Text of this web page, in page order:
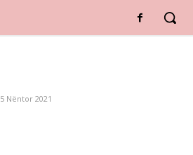
5 Nëntor 2021